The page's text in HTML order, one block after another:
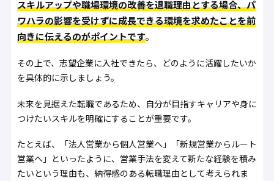
スキルアップや職場環境の改善を退職理由とする場合、パ
ワハラの影響を受けずに成長できる環境を求めたことを前
向きに伝えるのがポイントです。
その上で、志望企業に入社できたら、どのように活躍したいか
を具体的に示しましょう。
未来を見据えた転職であるため、自分が目指すキャリアや身に
つけたいスキルを明確にすることが重要です。
たとえば、「法人営業から個人営業へ」「新規営業からルート
営業へ」といったように、営業手法を変えて新たな経験を積み
たいという理由も、納得感のある転職理由として考えられま